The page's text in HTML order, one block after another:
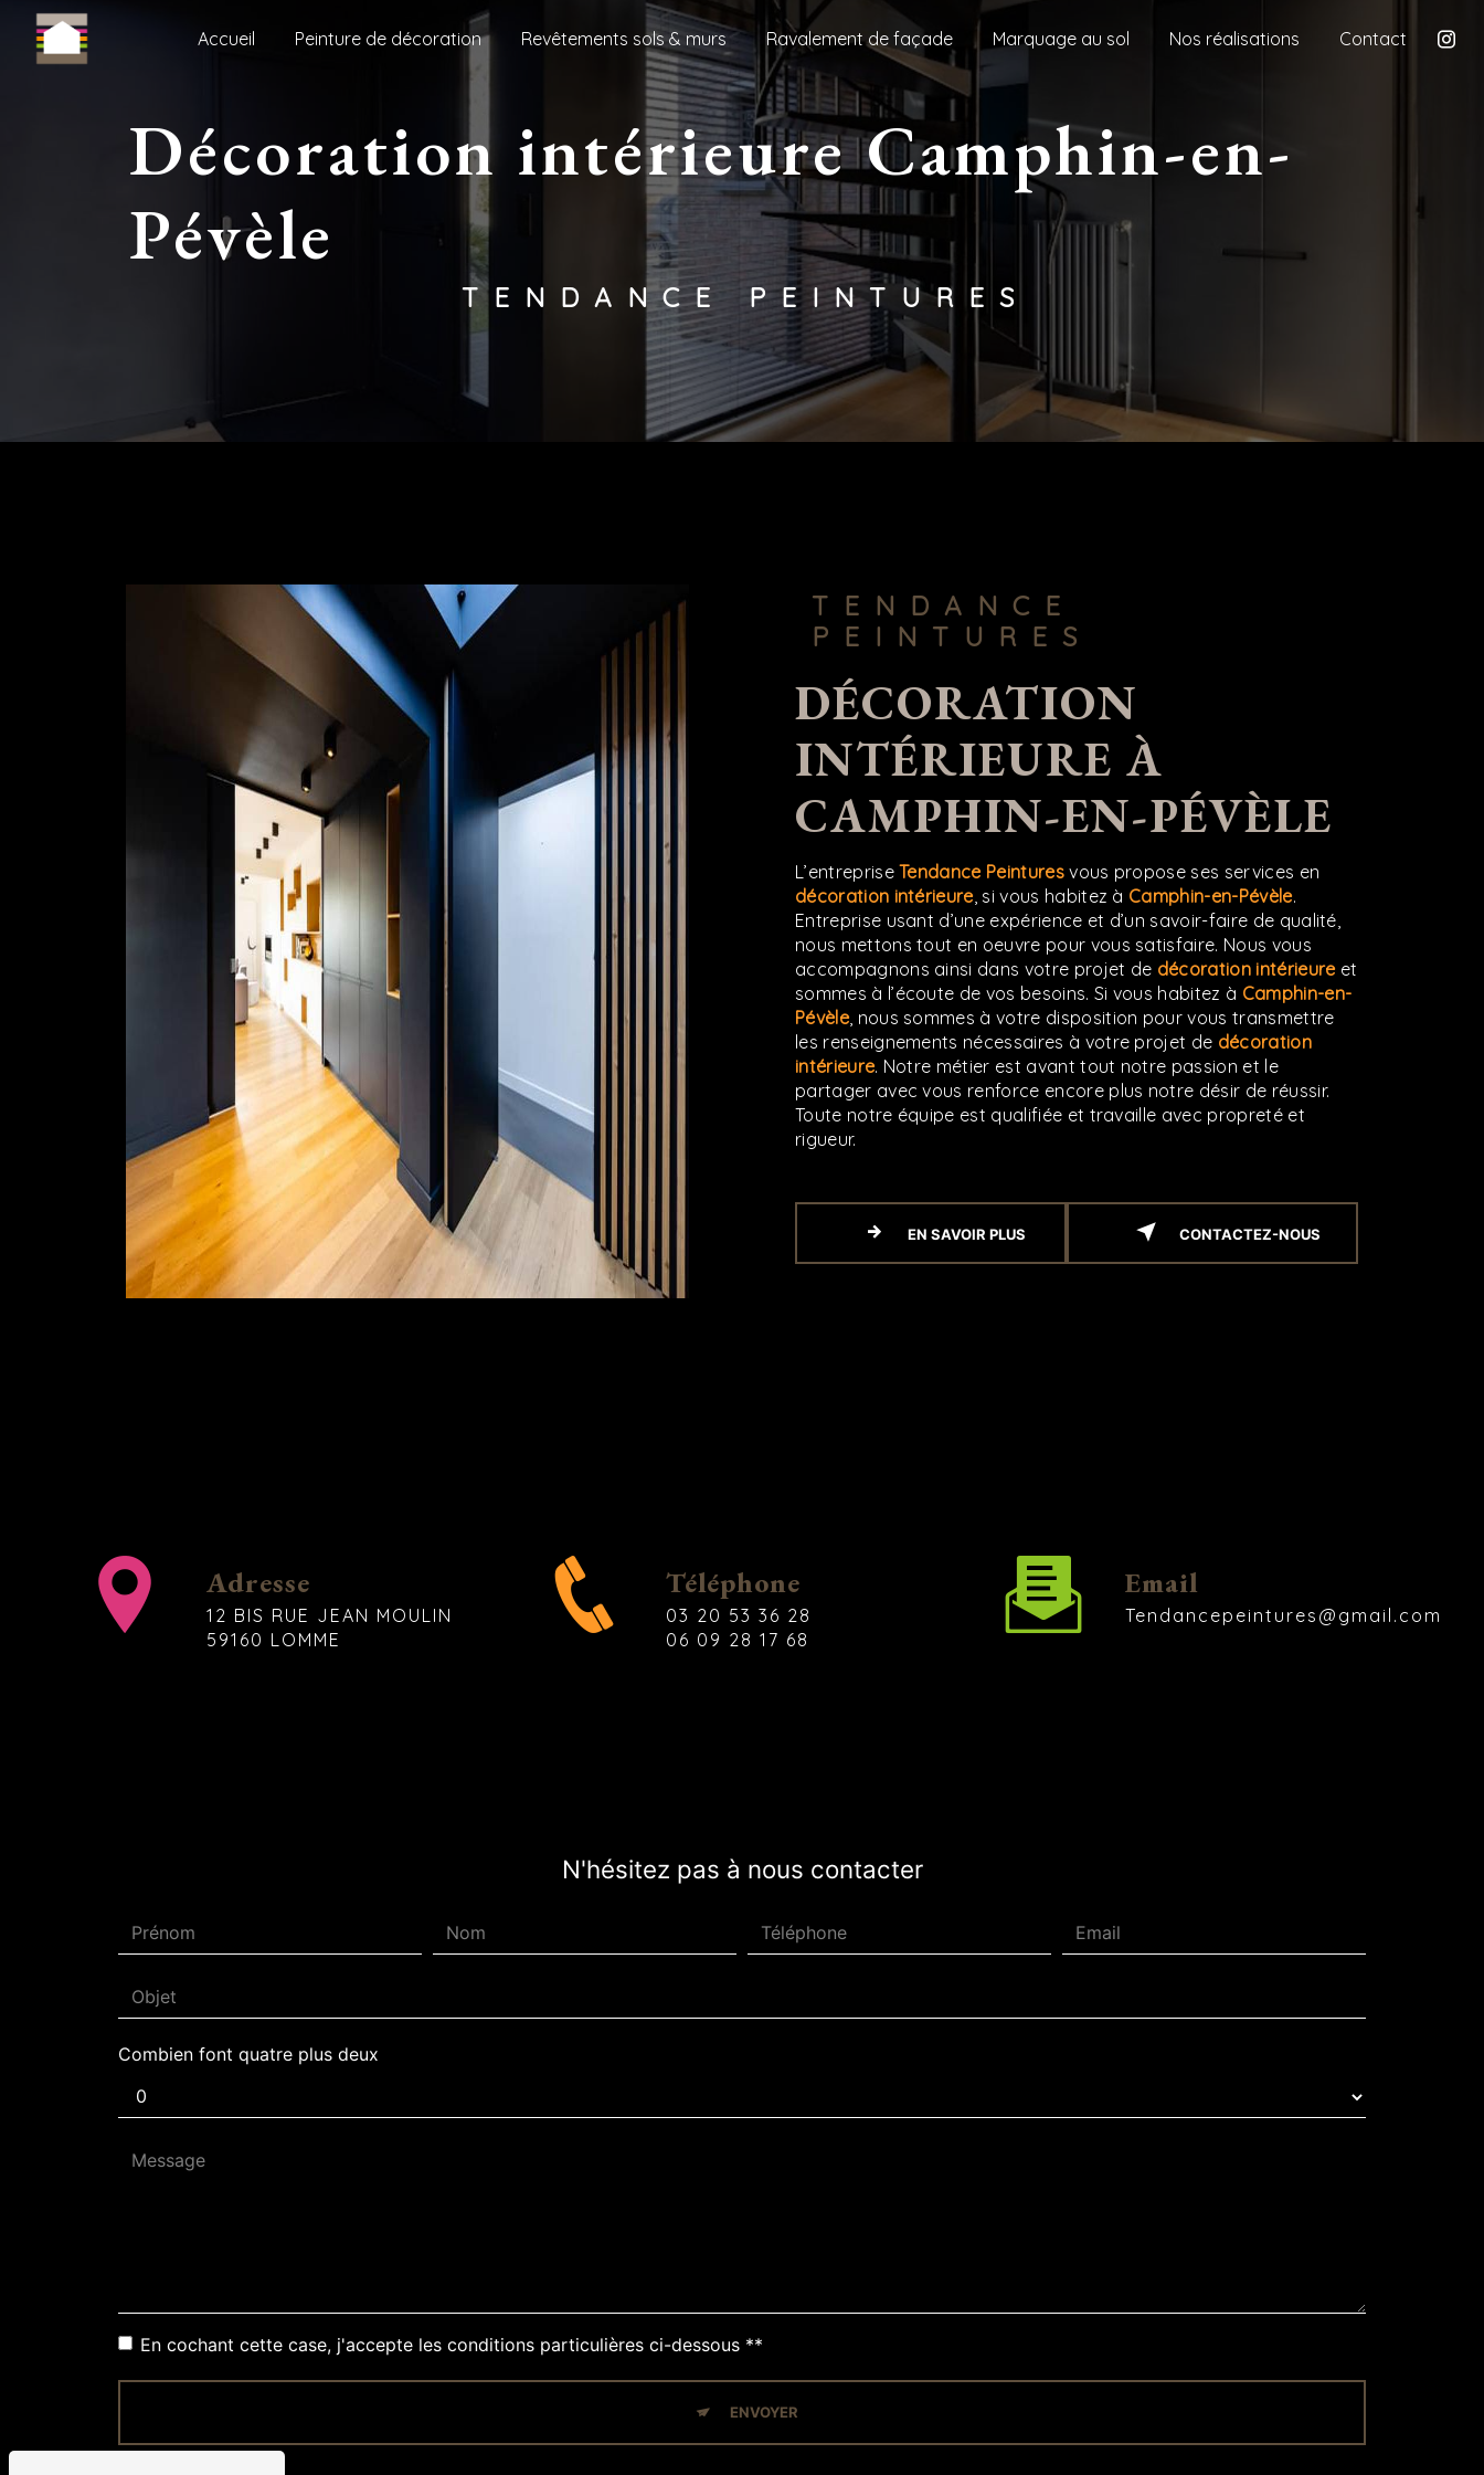
Accueil Peinture de décoration Revêtements sols & murs Ravalement de façade Marquage au sol Nos réalisations Contact
décoration intérieure Camphin-en-
Pévèle
TENDANCE PEINTURES
TENDANCE
PEINTURES
DÉCORATION
INTÉRIEURE À
CAMPHIN-EN-PÉVÈLE
L’entrepriseTendance Peinturesvous propose ses services en
décoration intérieure, si vous habitez à Camphin-en-Pévèle.
Entreprise usant d’une expérience et d’un savoir-faire de qualité,
nous mettons tout en oeuvre pour vous satisfaire. Nous vous
accompagnons ainsi dans votre projet de décoration intérieureet
sommes à l’écoute de vos besoins. Si vous habitez à Camphin-en-
Pévèle, nous sommes à votre disposition pour vous transmettre
les renseignements nécessaires à votre projet de décoration
intérieure. Notre métier est avant tout notre passion et le
partager avec vous renforce encore plus notre désir de réussir.
Toute notre équipe est qualifiée et travaille avec propreté et
rigueur.
EN SAVOIR PLUS CONTACTEZ-NOUS
Adresse
12 BIS RUE JEAN MOULIN
59160 LOMME
Téléphone
03 20 53 36 28
06 09 28 17 68
Email
tendancepeintures@gmail.com
N'hésitez pas à nous contacter
Combien font quatre plus deux
En cochant cette case, j'accepte les conditions particulières ci-dessous **
ENVOYER
Panneau de gestion des cookies